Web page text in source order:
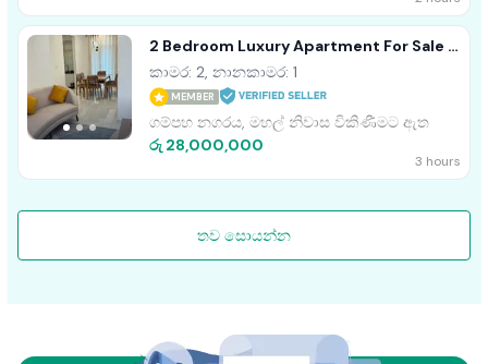
2 Bedroom Luxury Apartment For Sale -
The Palace (EM966)
කාමර: 2, නානකාමර: 1
MEMBER
ගම්පහ නගරය, මහල් නිවාස විකිණීමට ඇත
රු 28,000,000
3 hours
තව සොයන්න